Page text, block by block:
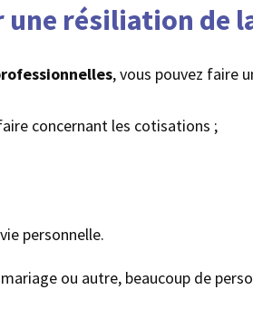
résiliation de
, vous pouvez faire
concernant les cotisations ;
personnelle.
ou autre, beaucoup de